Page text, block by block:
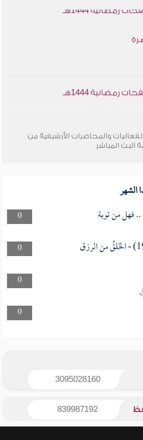
رمضانية 1444هـ
والمحاضرات الأرشيفية من
البث المباشر
الشهر
0 فهل من توبة
0
0
0
3095028160
839987192